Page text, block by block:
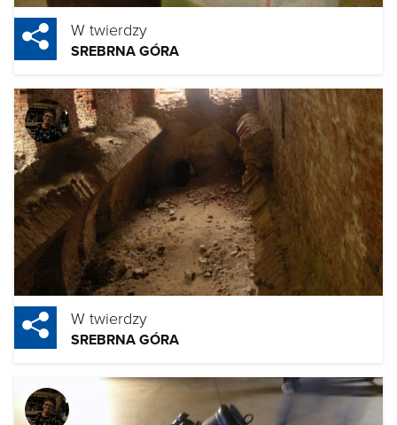
W twierdzy
SREBRNA GÓRA
W twierdzy
SREBRNA GÓRA